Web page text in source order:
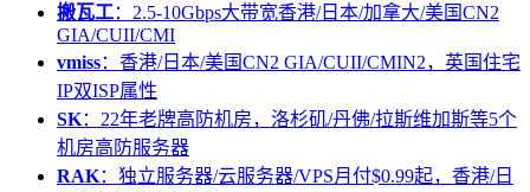
搬瓦工：2.5-10Gbps大带宽香港/日本/加拿大/美国CN2
GIA/CUII/CMI
vmiss：香港/日本/美国CN2 GIA/CUII/CMIN2，英国住宅
IP双ISP属性
SK：22年老牌高防机房，洛杉矶/丹佛/拉斯维加斯等5个
机房高防服务器
RAK：独立服务器/云服务器/VPS月付$0.99起，香港/日